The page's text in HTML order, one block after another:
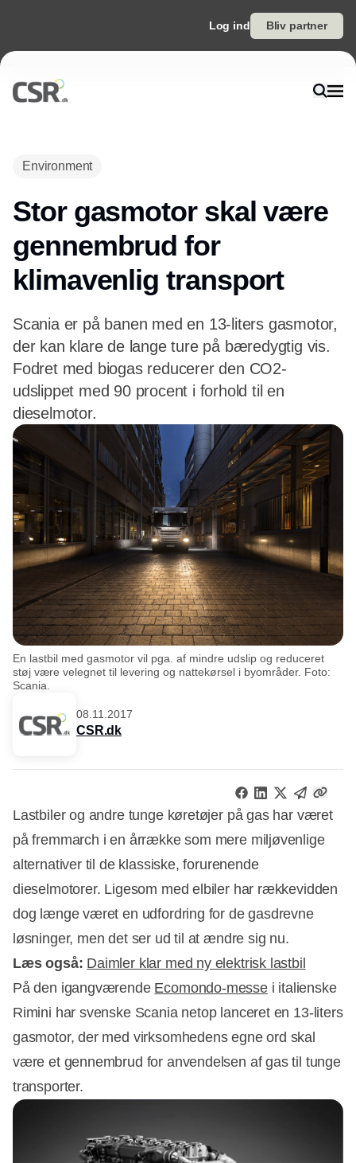
Log ind Bliv partner
Environment
Stor gasmotor skal være
gennembrud for
klimavenlig transport
Scania er på banen med en 13-liters gasmotor,
der kan klare de lange ture på bæredygtig vis.
Fodret med biogas reducerer den CO2-
udslippet med 90 procent i forhold til en
dieselmotor.
En lastbil med gasmotor vil pga. af mindre udslip og reduceret
støj være velegnet til levering og nattekørsel i byområder. Foto:
Scania.
08.11.2017
CSR.dk
Lastbiler og andre tunge køretøjer på gas har været
på fremmarch i en årrække som mere miljøvenlige
alternativer til de klassiske, forurenende
dieselmotorer. Ligesom med elbiler har rækkevidden
dog længe været en udfordring for de gasdrevne
løsninger, men det ser ud til at ændre sig nu.
Læs også: Daimler klar med ny elektrisk lastbil
På den igangværende Ecomondo-messei italienske
Rimini har svenske Scania netop lanceret en 13-liters
gasmotor, der med virksomhedens egne ord skal
være et gennembrud for anvendelsen af gas til tunge
transporter.